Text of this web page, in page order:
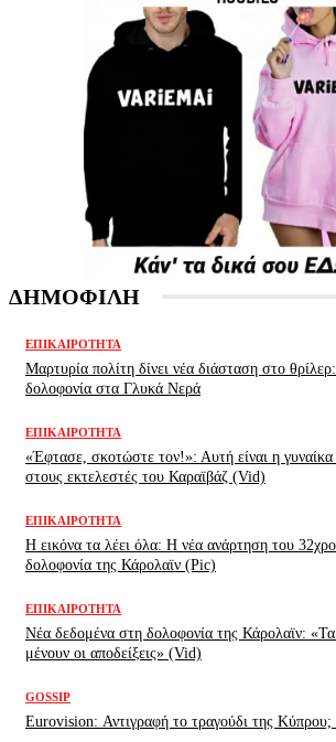
ΔΗΜΟΦΙΛΗ
ΕΠΙΚΑΙΡΌΤΗΤΑ
Μαρτυρία πολίτη δίνει νέα διάσταση στο
δολοφονία στα Γλυκά Νερά
ΕΠΙΚΑΙΡΌΤΗΤΑ
«Έφτασε, σκοτώστε τον!»: Αυτή είναι η
στους εκτελεστές του Καραϊβάζ (Vid)
ΕΠΙΚΑΙΡΌΤΗΤΑ
H εικόνα τα λέει όλα: H νέα ανάρτηση του
δολοφονία της Κάρολαϊν (Pic)
ΕΠΙΚΑΙΡΌΤΗΤΑ
Νέα δεδομένα στη δολοφονία της Κάρολαϊν: «Τα
μένουν οι αποδείξεις» (Vid)
GOSSIP
Eurovision: Αντιγραφή το τραγούδι της